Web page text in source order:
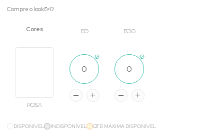
Compre o look
EG EGG
ROSA
DISPONÍVEL INDISPONÍVEL QTD MÁXIMA DISPONÍVEL